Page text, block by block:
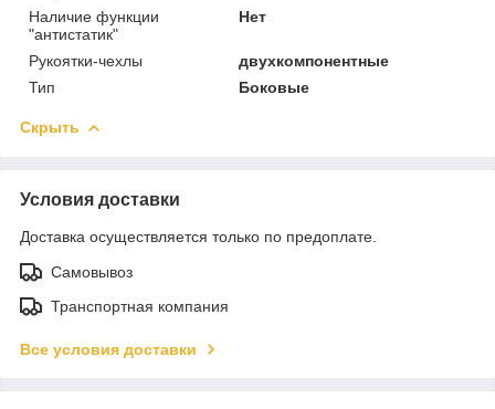
Наличие функции
"антистатик"
Нет
Рукоятки-чехлы
двухкомпонентные
Тип
Боковые
Скрыть
Условия доставки
Доставка осуществляется только по предоплате.
Самовывоз
Транспортная компания
Все условия доставки